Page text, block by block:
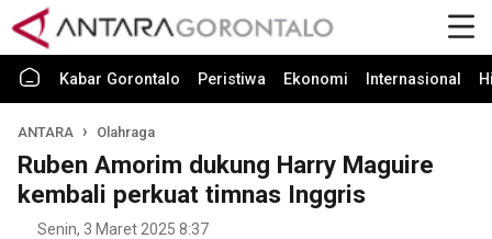
Kabar Gorontalo Peristiwa Ekonomi Internasional
ANTARA Olahraga
Ruben Amorim dukung Harry Maguire
kembali perkuat timnas Inggris
Senin, 3 Maret 2025 8:37